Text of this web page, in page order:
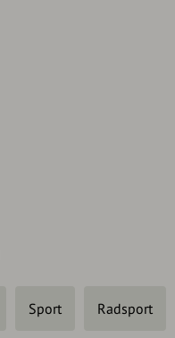
Sport Radsport